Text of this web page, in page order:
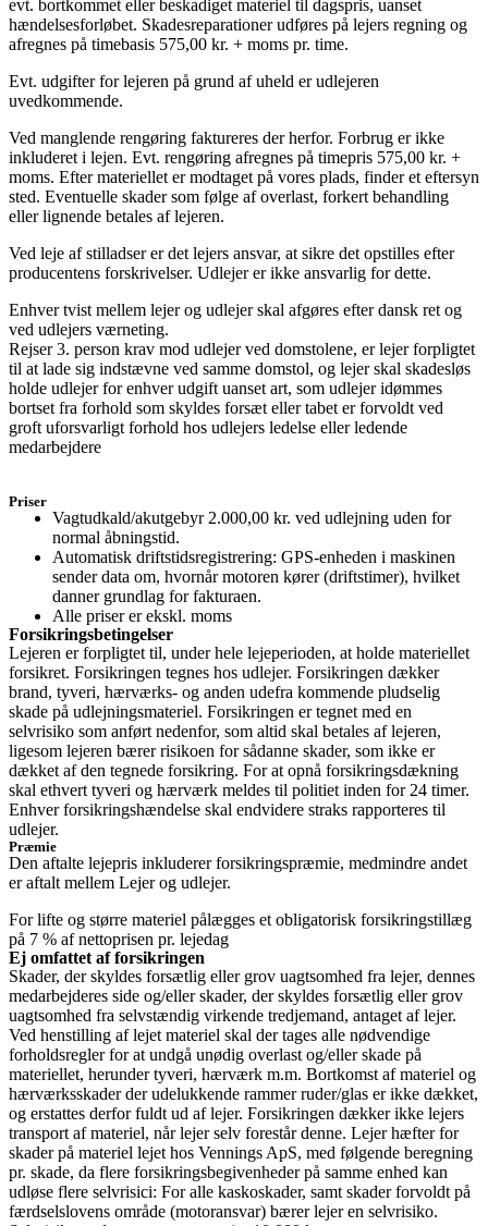
evt. bortkommet eller beskadiget materiel til dagspris, uanset
hændelsesforløbet. Skadesreparationer udføres på lejers regning og
afregnes på timebasis 575,00 kr. + moms pr. time.
Evt. udgifter for lejeren på grund af uheld er udlejeren
uvedkommende.
Ved manglende rengøring faktureres der herfor. Forbrug er ikke
inkluderet i lejen. Evt. rengøring afregnes på timepris 575,00 kr. +
moms. Efter materiellet er modtaget på vores plads, finder et eftersyn
sted. Eventuelle skader som følge af overlast, forkert behandling
eller lignende betales af lejeren.
Ved leje af stilladser er det lejers ansvar, at sikre det opstilles efter
producentens forskrivelser. Udlejer er ikke ansvarlig for dette.
Enhver tvist mellem lejer og udlejer skal afgøres efter dansk ret og
ved udlejers værneting.
Rejser 3. person krav mod udlejer ved domstolene, er lejer forpligtet
til at lade sig indstævne ved samme domstol, og lejer skal skadesløs
holde udlejer for enhver udgift uanset art, som udlejer idømmes
bortset fra forhold som skyldes forsæt eller tabet er forvoldt ved
groft uforsvarligt forhold hos udlejers ledelse eller ledende
medarbejdere
Priser
Vagtudkald/akutgebyr 2.000,00 kr. ved udlejning uden for
normal åbningstid.
Automatisk driftstidsregistrering: GPS-enheden i maskinen
sender data om, hvornår motoren kører (driftstimer), hvilket
danner grundlag for fakturaen.
Alle priser er ekskl. moms
Forsikringsbetingelser
Lejeren er forpligtet til, under hele lejeperioden, at holde materiellet
forsikret. Forsikringen tegnes hos udlejer. Forsikringen dækker
brand, tyveri, hærværks- og anden udefra kommende pludselig
skade på udlejningsmateriel. Forsikringen er tegnet med en
selvrisiko som anført nedenfor, som altid skal betales af lejeren,
ligesom lejeren bærer risikoen for sådanne skader, som ikke er
dækket af den tegnede forsikring. For at opnå forsikringsdækning
skal ethvert tyveri og hærværk meldes til politiet inden for 24 timer.
Enhver forsikringshændelse skal endvidere straks rapporteres til
udlejer.
Præmie
Den aftalte lejepris inkluderer forsikringspræmie, medmindre andet
er aftalt mellem Lejer og udlejer.
For lifte og større materiel pålægges et obligatorisk forsikringstillæg
på 7 % af nettoprisen pr. lejedag
Ej omfattet af forsikringen
Skader, der skyldes forsætlig eller grov uagtsomhed fra lejer, dennes
medarbejderes side og/eller skader, der skyldes forsætlig eller grov
uagtsomhed fra selvstændig virkende tredjemand, antaget af lejer.
Ved henstilling af lejet materiel skal der tages alle nødvendige
forholdsregler for at undgå unødig overlast og/eller skade på
materiellet, herunder tyveri, hærværk m.m. Bortkomst af materiel og
hærværksskader der udelukkende rammer ruder/glas er ikke dækket,
og erstattes derfor fuldt ud af lejer. Forsikringen dækker ikke lejers
transport af materiel, når lejer selv forestår denne. Lejer hæfter for
skader på materiel lejet hos Vennings ApS, med følgende beregning
pr. skade, da flere forsikringsbegivenheder på samme enhed kan
udløse flere selvrisici: For alle kaskoskader, samt skader forvoldt på
færdselslovens område (motoransvar) bærer lejer en selvrisiko.